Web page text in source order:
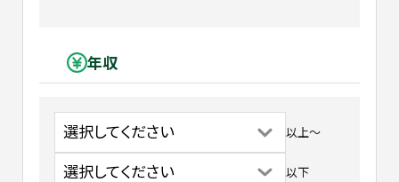
年収
以上〜
以下